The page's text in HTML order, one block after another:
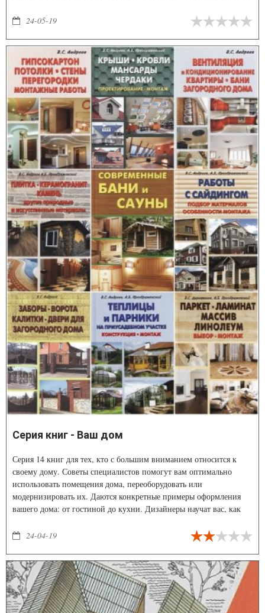
безгвоздевого оштукатуривания стен и потолков.
24-05-19
Серия книг - Ваш дом
Серия 14 книг для тех, кто с большим вниманием относится к
своему дому. Советы специалистов помогут вам оптимально
использовать помещения дома, переоборудовать или
модернизировать их. Даются конкретные примеры оформления
вашего дома: от гостиной до кухни. Дизайнеры научат вас, как
аксессуары и разные декоративные элементы. В книгах читатель
найдет много интересных идей, которые подскажут, как с
помощью легких перегородок и компактной мебели можно
рационально использовать площадь квартиры.
24-04-19